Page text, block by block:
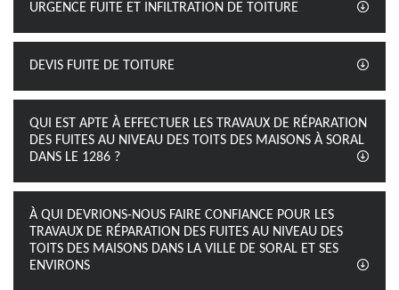
URGENCE FUITE ET INFILTRATION DE TOITURE
DEVIS FUITE DE TOITURE
QUI EST APTE À EFFECTUER LES TRAVAUX DE RÉPARATION
DES FUITES AU NIVEAU DES TOITS DES MAISONS À SORAL
DANS LE 1286 ?
À QUI DEVRIONS-NOUS FAIRE CONFIANCE POUR LES
TRAVAUX DE RÉPARATION DES FUITES AU NIVEAU DES
TOITS DES MAISONS DANS LA VILLE DE SORAL ET SES
ENVIRONS